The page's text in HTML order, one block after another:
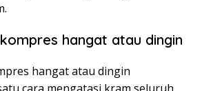
hangat atau dingin
hangat atau dingin